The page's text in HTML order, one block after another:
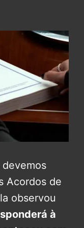
Acordos de
observou
à